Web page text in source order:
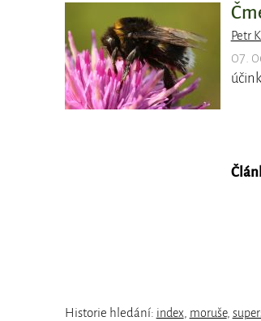
Petr
07.
Historie hledání: index moruše,